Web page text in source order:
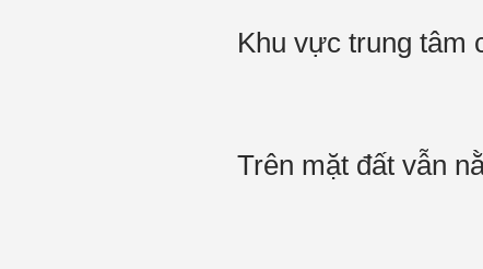
Khu vực trung tâm
Trên mặt đất vẫn